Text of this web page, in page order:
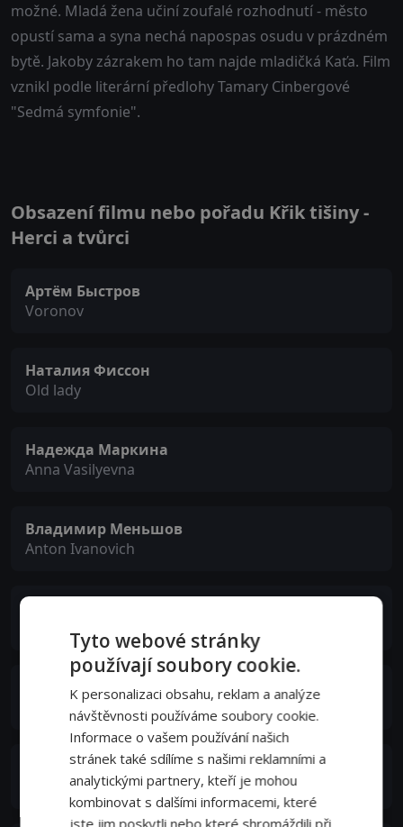
možné. Mladá žena učiní zoufalé rozhodnutí - město
opustí sama a syna nechá napospas osudu v prázdném
bytě. Jakoby zázrakem ho tam najde mladičká Kaťa. Film
vznikl podle literární předlohy Tamary Cinbergové
"Sedmá symfonie".
Obsazení filmu nebo pořadu Křik tišiny -
Herci a tvůrci
Артём Быстров
Voronov
Наталия Фиссон
Old lady
Надежда Маркина
Anna Vasilyevna
Владимир Меньшов
Anton Ivanovich
Alina Sarghina
Katya Nikonorova
Светлана Смирнова-Марцинкевич
Nina Voronova
Tyto webové stránky
používají soubory cookie.
K personalizaci obsahu, reklam a analýze
návštěvnosti používáme soubory cookie.
Informace o vašem používání našich
stránek také sdílíme s našimi reklamními a
analytickými partnery, kteří je mohou
kombinovat s dalšími informacemi, které
jste jim poskytli nebo které shromáždili při